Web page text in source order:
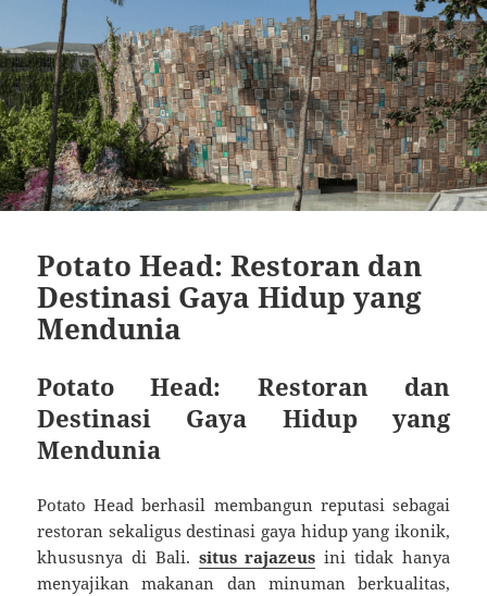
Potato Head: Restoran dan
Destinasi Gaya Hidup yang
Mendunia
Potato Head: Restoran dan
Destinasi Gaya Hidup yang
Mendunia
Potato Head berhasil membangun reputasi sebagai
restoran sekaligus destinasi gaya hidup yang ikonik,
khususnya di Bali. situs rajazeus ini tidak hanya
menyajikan makanan dan minuman berkualitas,